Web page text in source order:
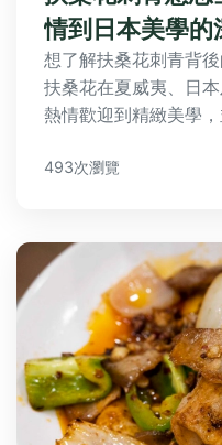
情到日本美學的
想了解扶桑花刺青背
扶桑花在夏威夷、日
熱情歡迎到精緻美學
493次瀏覽